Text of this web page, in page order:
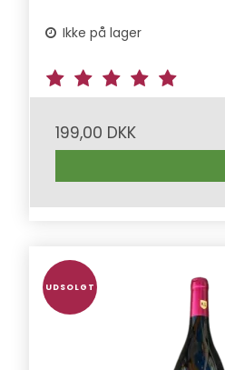
Ikke på lager
199,00 DKK
UDSOLGT